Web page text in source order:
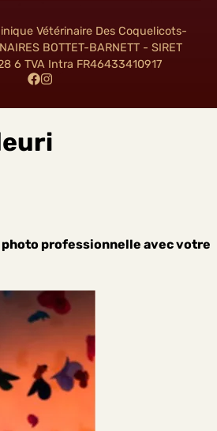
Vétérinaire Des Coquelicots-
BOTTET-BARNETT - SIRET
6 TVA Intra FR46433410917
professionnelle avec votre